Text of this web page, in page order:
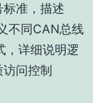
准，描述
不同CAN总线
，详细说明逻
问控制